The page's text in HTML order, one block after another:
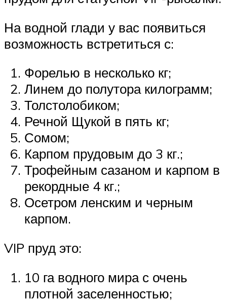
На водной глади у вас появиться
возможность встретиться с:
Форелью в несколько кг;
Линем до полутора килограмм;
Толстолобиком;
Речной Щукой в пять кг;
Сомом;
Карпом прудовым до 3 кг.;
Трофейным сазаном и карпом в
рекордные 4 кг.;
Осетром ленским и черным
карпом.
VIP пруд это:
10 га водного мира с очень
плотной заселенностью;